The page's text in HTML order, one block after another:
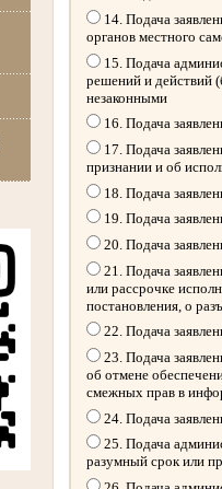
14. Подача
органов местного
15. Подача
решений и действий
незаконными
16. Подача
17. Подача
признании и об
18. Подача
19. Подача
20. Подача
21. Подача
или рассрочке
постановления, о
22. Подача
23. Подача
об отмене
смежных прав в
24. Подача
25. Подача
разумный срок или